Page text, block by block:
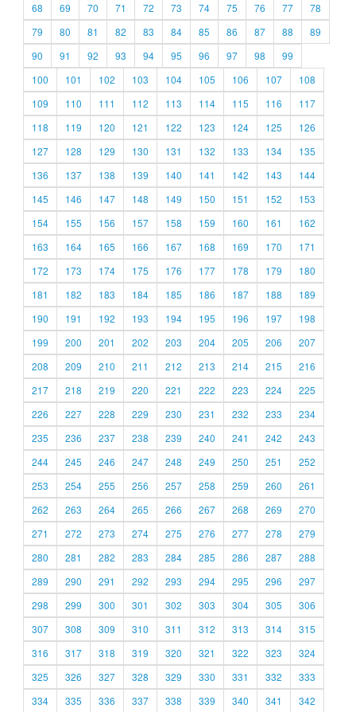
68
69 70 71 72 73 74 75 76 77
78
79
80 81 82 83 84 85 86 87 88
89
90
91 92 93 94 95 96 97 98
99
100
101 102 103 104 105 106 107
108
109
110 111 112 113 114 115 116
117
118
119 120 121 122 123 124 125
126
127
128 129 130 131 132 133 134
135
136
137 138 139 140 141 142 143
144
145
146 147 148 149 150 151 152
153
154
155 156 157 158 159 160 161
162
163
164 165 166 167 168 169 170
171
172
173 174 175 176 177 178 179
180
181
182 183 184 185 186 187 188
189
190
191 192 193 194 195 196 197
198
199
200 201 202 203 204 205 206
207
208
209 210 211 212 213 214 215
216
217
218 219 220 221 222 223 224
225
226
227 228 229 230 231 232 233
234
235
236 237 238 239 240 241 242
243
244
245 246 247 248 249 250 251
252
253
254 255 256 257 258 259 260
261
262
263 264 265 266 267 268 269
270
271
272 273 274 275 276 277 278
279
280
281 282 283 284 285 286 287
288
289
290 291 292 293 294 295 296
297
298
299 300 301 302 303 304 305
306
307
308 309 310 311 312 313 314
315
316
317 318 319 320 321 322 323
324
325
326 327 328 329 330 331 332
333
334
335 336 337 338 339 340 341 342